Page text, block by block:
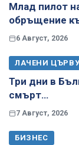
Млад пилот
обръщение
6 Август, 2026
ЛАЧЕНИ
Три дни в
смърт…
7 Август, 2026
БИЗНЕС